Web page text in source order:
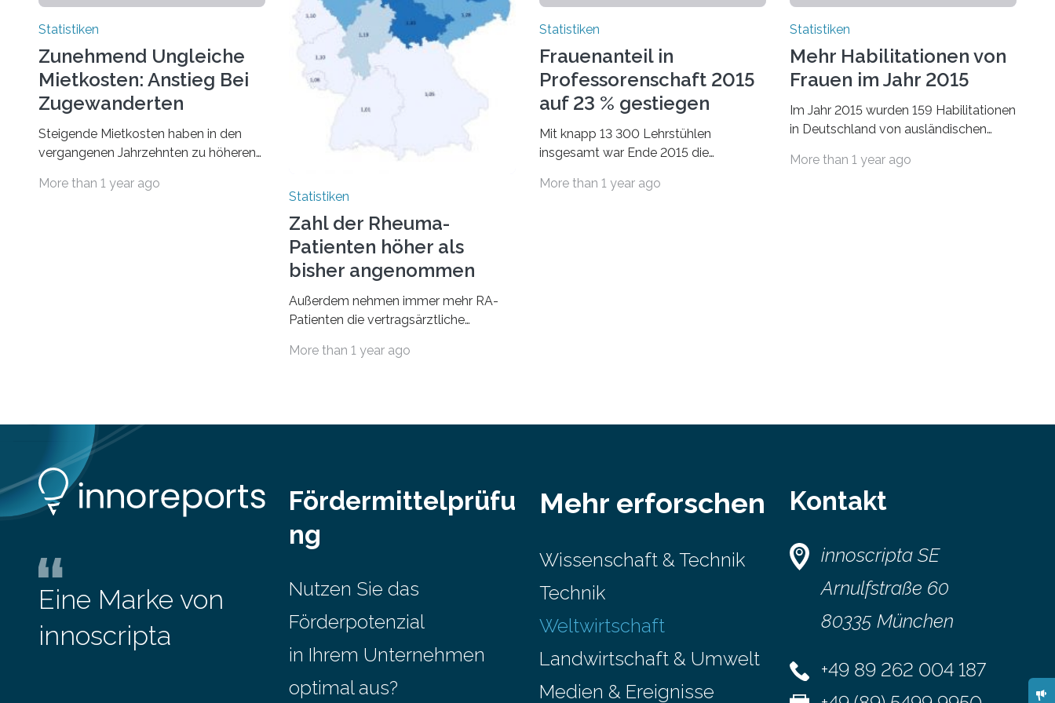
Statistiken
Zunehmend Ungleiche
Mietkosten: Anstieg Bei
Zugewanderten
Steigende Mietkosten haben in den
vergangenen Jahrzehnten zu höheren
geführt. In einer aktuellen Studie hat
moderaten Anstieg des Mietanteils am
Gesamteinkommen hinnehmen
mussten, nahm die Belastung bei
Menschen mit…
More than 1 year ago
Statistiken
Zahl der Rheuma-
Patienten höher als
bisher angenommen
Außerdem nehmen immer mehr RA-
Patienten die vertragsärztliche
Jahr 2009 nur etwa 526.000 (526.211)
More than 1 year ago
Statistiken
Frauenanteil in
Professorenschaft 2015
auf 23 % gestiegen
Mit knapp 13 300 Lehrstühlen
insgesamt war Ende 2015 die
und Sozialwissenschaften bei
More than 1 year ago
Statistiken
Mehr Habilitationen von
Frauen im Jahr 2015
Im Jahr 2015 wurden 159 Habilitationen
in Deutschland von ausländischen
Wissenschaftlern erfolgreich beendet.
More than 1 year ago
Eine Marke von
innoscripta
Fördermittelprüfu
ng
Nutzen Sie das
Förderpotenzial
in Ihrem Unternehmen
optimal aus?
Mehr erforschen
Wissenschaft & Technik
Technik
Weltwirtschaft
Landwirtschaft & Umwelt
Medien & Ereignisse
Kontakt
innoscripta SE
Arnulfstraße 60
80335 München
+49 89 262 004 187